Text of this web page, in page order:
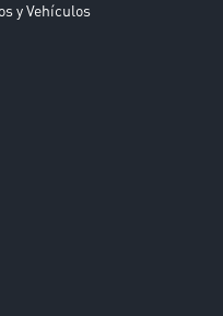
y Vehículos